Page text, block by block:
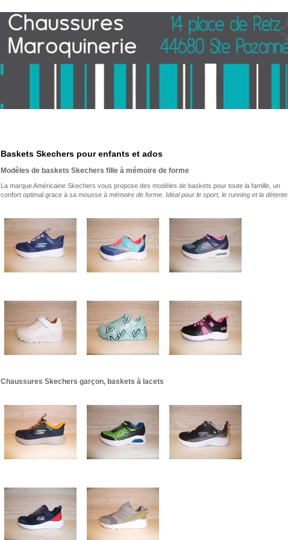
Baskets Skechers pour enfants et ados
Modèles de baskets Skechers fille à mémoire de forme
La marque Américaine Skechers vous propose des modèles de baskets pour toute la famille, un
confort optimal grace à sa mousse à mémoire de forme. Idéal pour le sport, le running et la détente.
Chaussures Skechers garçon, baskets à lacets